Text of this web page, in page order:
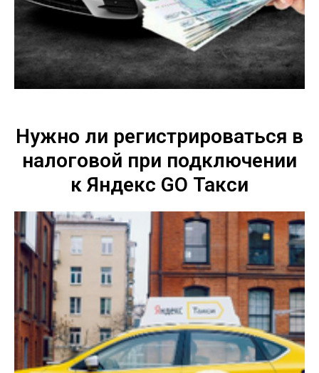
Нужно ли регистрироваться в
налоговой при подключении
к Яндекс GO Такси